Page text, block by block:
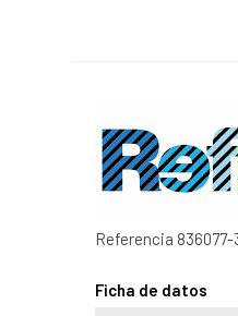
Referencia 836077-
Ficha de datos